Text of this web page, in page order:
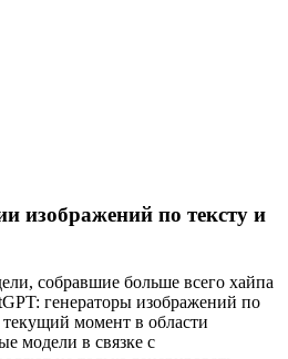
изображений по тексту и
собравшие больше всего хайпа
генераторы изображений по
момент в области
модели в связке с